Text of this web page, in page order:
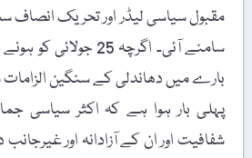
مقبول سیاسی لیڈر اور تحریک انصاف
سامنے آئی۔ اگرچہ 25
بارے میں دھاندلی کے سنگین الزامات
پہلی بار ہوا ہے کہ اکثر سیاسی
شفافیت اور ان کے آزادانہ اور غیرجانب